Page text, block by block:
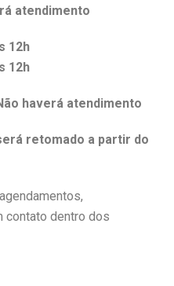
atendimento
12h
12h
haverá atendimento
retomado a partir do
contato dentro dos